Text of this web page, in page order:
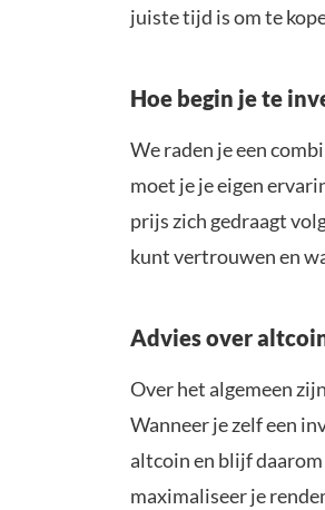
juiste tijd is om te
Hoe begin je te
We raden je een
moet je je eigen
prijs zich gedraagt
kunt vertrouwen en
Advies over
Over het algemeen
Wanneer je zelf een
altcoin en blijf
maximaliseer je